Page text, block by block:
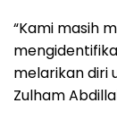
“Kami masih
melarikan diri
Zulham